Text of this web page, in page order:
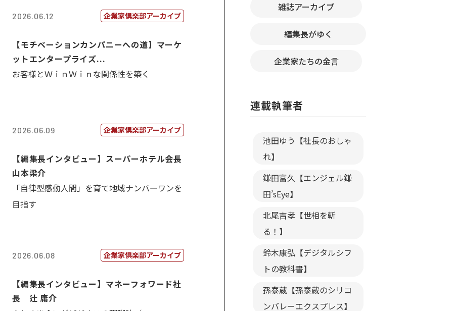
2026.06.12 企業家倶楽部アーカイブ
【モチベーションカンパニーへの道】マーケ
ットエンタープライズ...
お客様とＷｉｎＷｉｎな関係性を築く
2026.06.09 企業家倶楽部アーカイブ
【編集長インタビュー】スーパーホテル会長
山本梁介
「自律型感動人間」を育て地域ナンバーワンを
目指す
2026.06.08 企業家倶楽部アーカイブ
【編集長インタビュー】マネーフォワード社
長 辻 庸介
雑誌アーカイブ
編集長がゆく
企業家たちの金言
連載執筆者
池田ゆう【社長のおしゃ
れ】
鎌田富久【エンジェル鎌
田’sEye】
北尾吉孝【世相を斬
る！】
鈴木康弘【デジタルシフ
トの教科書】
孫泰蔵【孫泰蔵のシリコ
ンバレーエクスプレス】